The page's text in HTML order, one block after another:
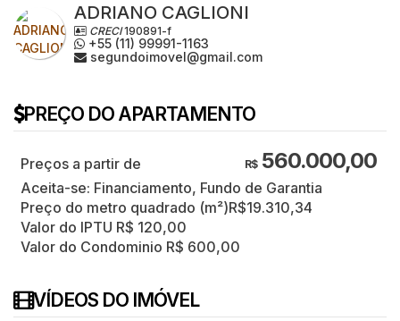
ADRIANO CAGLIONI
CRECI190891-f
+55 (11) 99991-1163
segundoimovel@gmail.com
PREÇO DO APARTAMENTO
R$560.000,00
Aceita-se: Financiamento, Fundo de Garantia
Preço do metro quadrado (m²)R$19.310,34
Valor do IPTU R$ 120,00
Valor do Condominio R$ 600,00
VÍDEOS DO IMÓVEL